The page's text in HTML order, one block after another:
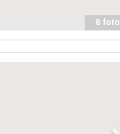
8 foto